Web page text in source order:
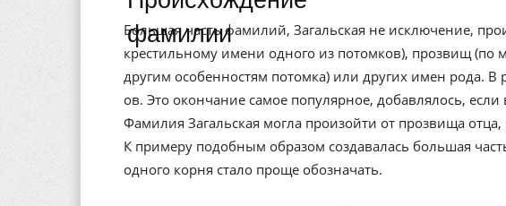
Большая часть фамилий, Загальская не исключение,
крестильному имени одного из потомков), прозвищ (по
другим особенностям потомка) или других имен рода. В
ов. Это окончание самое популярное, добавлялось,
Фамилия Загальская могла произойти от прозвища
К примеру подобным образом создавалась большая
одного корня стало проще обозначать.